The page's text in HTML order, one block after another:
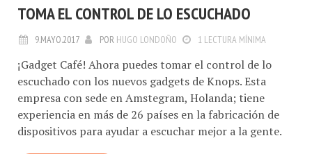
TOMA EL CONTROL DE LO ESCUCHADO
9.MAYO.2017 POR HUGO LONDOÑO 1 LECTURA MÍNIMA
¡Gadget Café! Ahora puedes tomar el control de lo
escuchado con los nuevos gadgets de Knops. Esta
empresa con sede en Amstegram, Holanda; tiene
experiencia en más de 26 países en la fabricación de
dispositivos para ayudar a escuchar mejor a la gente.